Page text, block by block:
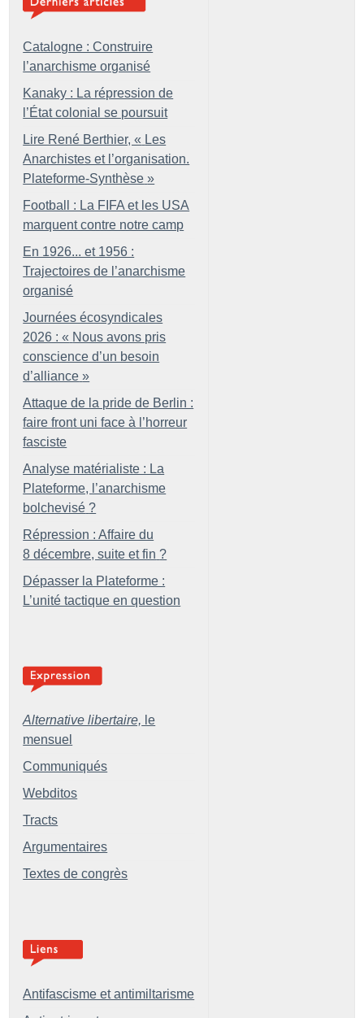
Catalogne : Construire
l’anarchisme organisé
Kanaky : La répression de
l’État colonial se poursuit
Lire René Berthier, « Les
Anarchistes et l’organisation.
Plateforme-Synthèse »
Football : La FIFA et les USA
marquent contre notre camp
En 1926... et 1956 :
Trajectoires de l’anarchisme
organisé
Journées écosyndicales
2026 : « Nous avons pris
conscience d’un besoin
d’alliance »
Attaque de la pride de Berlin :
faire front uni face à l’horreur
fasciste
Analyse matérialiste : La
Plateforme, l’anarchisme
bolchevisé ?
Répression : Affaire du
8 décembre, suite et fin ?
Dépasser la Plateforme :
L’unité tactique en question
Alternative libertaire, le
mensuel
Communiqués
Webditos
Tracts
Argumentaires
Textes de congrès
Antifascisme et antimiltarisme